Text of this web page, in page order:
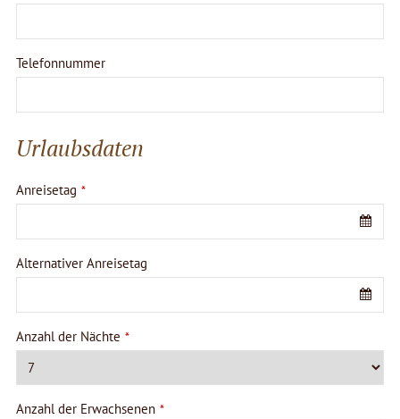
Telefonnummer
Urlaubsdaten
Anreisetag *
Alternativer Anreisetag
Anzahl der Nächte *
Anzahl der Erwachsenen *